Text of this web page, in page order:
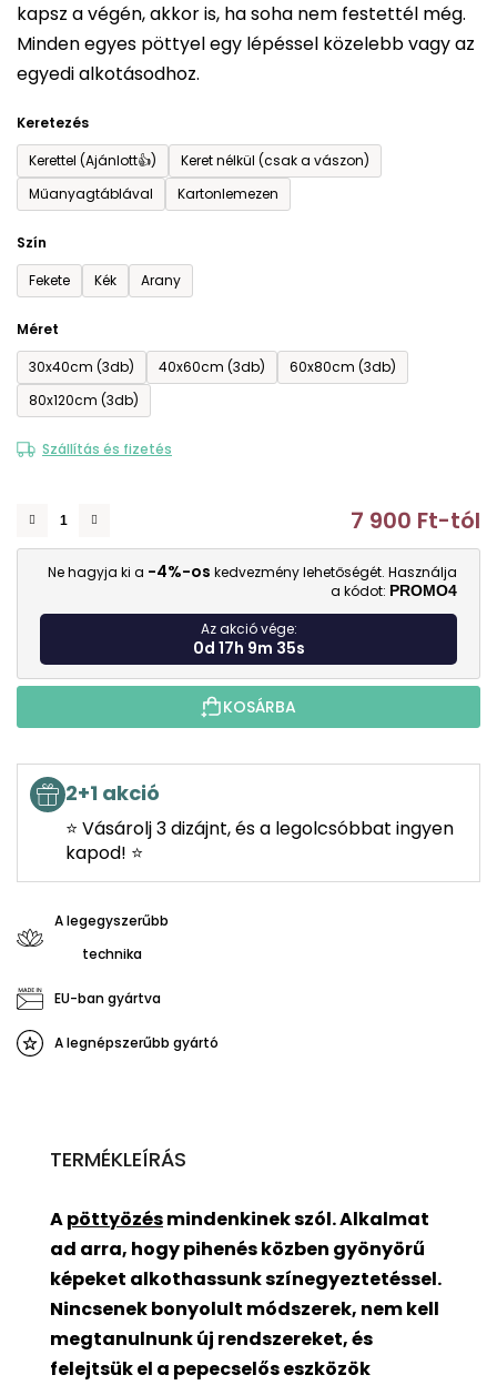
kapsz a végén, akkor is, ha soha nem festettél még.
Minden egyes pöttyel egy lépéssel közelebb vagy az
egyedi alkotásodhoz.
Keretezés
Kerettel (Ajánlott👍)
Keret nélkül (csak a vászon)
Műanyagtáblával
Kartonlemezen
Szín
Fekete
Kék Arany
Méret
30x40cm (3db)
40x60cm (3db)
60x80cm (3db)
80x120cm (3db)
Szállítás és fizetés
7 900 Ft-tól
Ne hagyja ki a -4%-os kedvezmény lehetőségét. Használja
a kódot: PROMO4
Az akció vége:
0d 17h 9m 34s
KOSÁRBA
2+1 akció
⭐ Vásárolj 3 dizájnt, és a legolcsóbbat ingyen
kapod! ⭐
A legegyszerűbb
technika
EU-ban gyártva
A legnépszerűbb gyártó
TERMÉKLEÍRÁS
Apöttyözésmindenkinek szól. Alkalmat
ad arra, hogy pihenés közben gyönyörű
képeket alkothassunk színegyeztetéssel.
Nincsenek bonyolult módszerek, nem kell
megtanulnunk új rendszereket, és
felejtsük el a pepecselős eszközök